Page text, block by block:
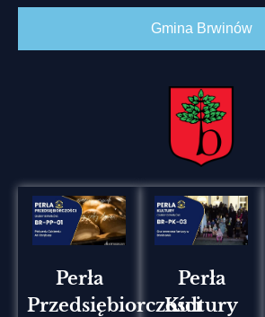
Gmina Brwinów
Perła
Przedsiębiorczości
Perła
Kultury